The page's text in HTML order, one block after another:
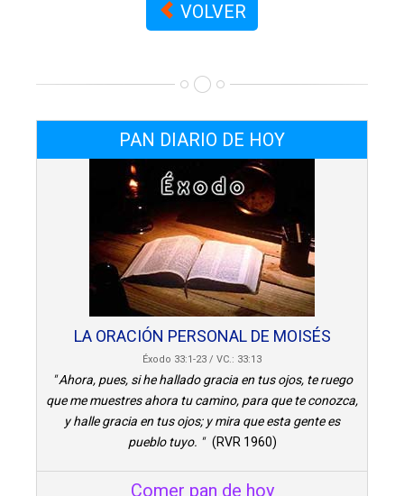
VOLVER
PAN DIARIO DE HOY
LA ORACIÓN PERSONAL DE MOISÉS
Éxodo 33:1-23 / VC.: 33:13
" Ahora, pues, si he hallado gracia en tus ojos, te ruego
que me muestres ahora tu camino, para que te conozca,
y halle gracia en tus ojos; y mira que esta gente es
pueblo tuyo. "(RVR 1960)
Comer pan de hoy